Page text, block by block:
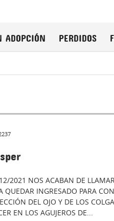
ADOPCIÓN PERDIDOS
2021 NOS ACABAN DE
QUEDAR INGRESADO PARA
DEL OJO Y DE LOS
EN LOS AGUJEROS DE...